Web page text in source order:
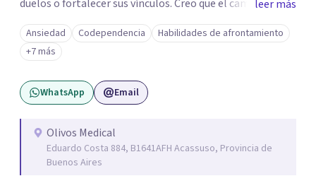
duelos o fortalecer sus vínculos. Creo que el camino hacia
una vida más auténtica comienza cuando nos animamos
a mirar hacia adentro y a reconocer las raíces de lo que
sentimos.
leer más
Ansiedad Codependencia
Habilidades de afrontamiento
+7 más
WhatsApp Email
Olivos Medical
Eduardo Costa 884, B1641AFH Acassuso, Provincia de
Buenos Aires